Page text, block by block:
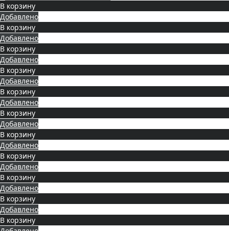
В корзину
Добавлено
В корзину
Добавлено
В корзину
Добавлено
В корзину
Добавлено
В корзину
Добавлено
В корзину
Добавлено
В корзину
Добавлено
В корзину
Добавлено
В корзину
Добавлено
В корзину
Добавлено
В корзину